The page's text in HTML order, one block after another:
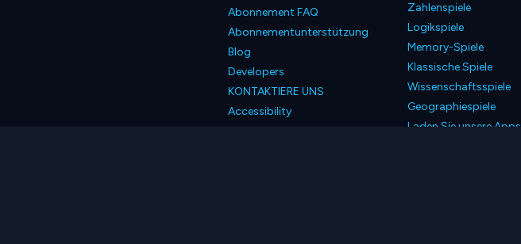
Abonnement FAQ
Abonnementunterstützung
Blog
Developers
KONTAKTIERE UNS
Accessibility
Zahlenspiele
Logikspiele
Memory-Spiele
Klassische Spiele
Wissenschaftsspiele
Geographiespiele
Laden Sie unsere Apps